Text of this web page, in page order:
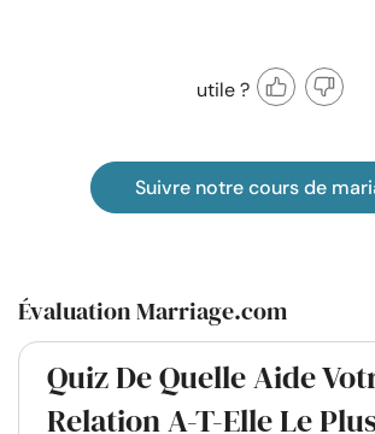
utile ?
Suivre notre cours de
Évaluation Marriage.com
Quiz De Quelle Aide
Relation A-T-Elle Le